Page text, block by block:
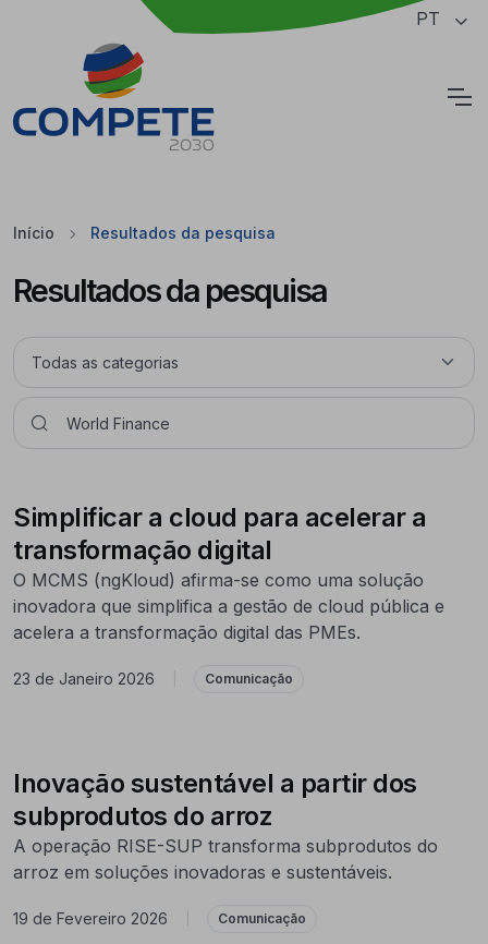
Saltar para o conteúdo principal da página PT
Início Resultados da pesquisa
Resultados da pesquisa
Simplificar a cloud para acelerar a
transformação digital
O MCMS (ngKloud) afirma-se como uma solução
inovadora que simplifica a gestão de cloud pública e
acelera a transformação digital das PMEs.
23 de Janeiro 2026 Comunicação
Inovação sustentável a partir dos
subprodutos do arroz
A operação RISE-SUP transforma subprodutos do
arroz em soluções inovadoras e sustentáveis.
19 de Fevereiro 2026 Comunicação